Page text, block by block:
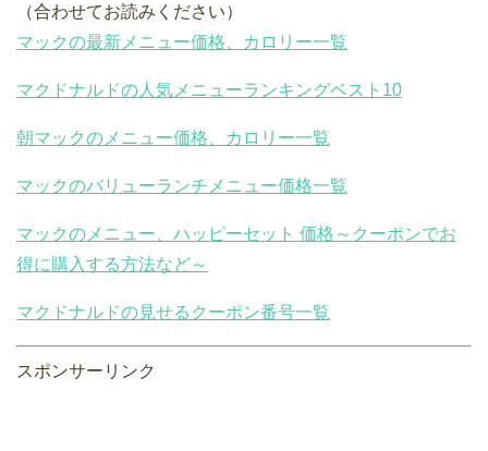
（合わせてお読みください）
マックの最新メニュー価格、カロリー一覧
マクドナルドの人気メニューランキングベスト10
朝マックのメニュー価格、カロリー一覧
マックのバリューランチメニュー価格一覧
マックのメニュー、ハッピーセット 価格～クーポンでお
得に購入する方法など～
マクドナルドの見せるクーポン番号一覧
スポンサーリンク